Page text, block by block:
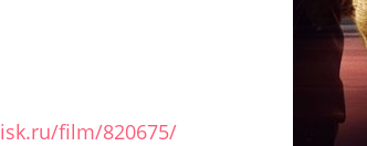
film/820675/